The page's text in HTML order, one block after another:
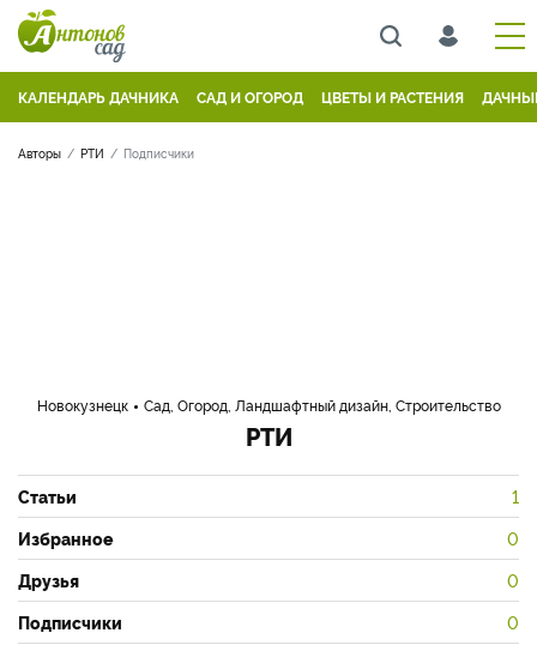
КАЛЕНДАРЬ ДАЧНИКА САД И ОГОРОД ЦВЕТЫ И РАСТЕНИЯ
Авторы РТИ Подписчики
Новокузнецк Сад, Огород, Ландшафтный дизайн, Строительство
РТИ
Статьи 1
Избранное 0
Друзья 0
Подписчики 0